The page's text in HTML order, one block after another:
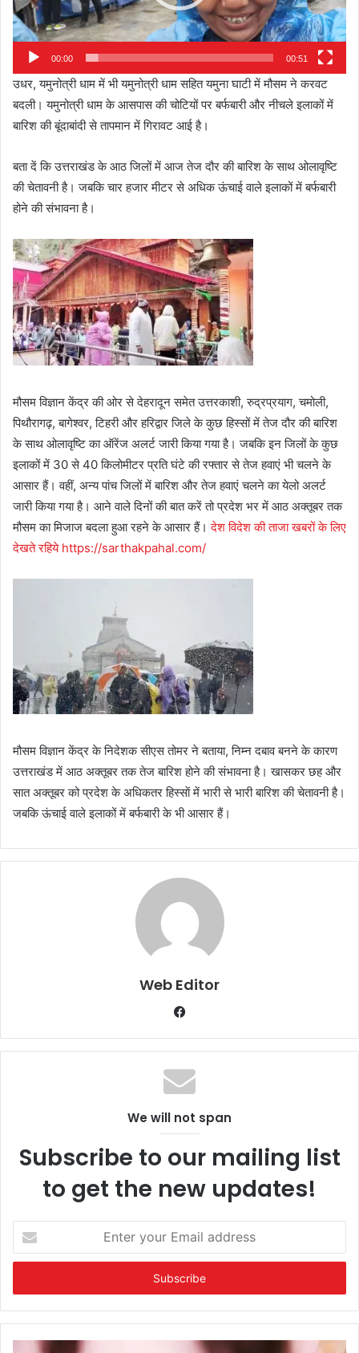
00:00 00:51
उधर, यमुनोत्री धाम में भी यमुनोत्री धाम सहित यमुना घाटी में मौसम ने करवट
बदली। यमुनोत्री धाम के आसपास की चोटियों पर बर्फबारी और नीचले इलाकों में
बारिश की बूंदाबांदी से तापमान में गिरावट आई है।
बता दें कि उत्तराखंड के आठ जिलों में आज तेज दौर की बारिश के साथ ओलावृष्टि
की चेतावनी है। जबकि चार हजार मीटर से अधिक ऊंचाई वाले इलाकों में बर्फबारी
होने की संभावना है।
मौसम विज्ञान केंद्र की ओर से देहरादून समेत उत्तरकाशी, रुद्रप्रयाग, चमोली,
पिथौरागढ़, बागेश्वर, टिहरी और हरिद्वार जिले के कुछ हिस्सों में तेज दौर की बारिश
के साथ ओलावृष्टि का ऑरेंज अलर्ट जारी किया गया है। जबकि इन जिलों के कुछ
इलाकों में 30 से 40 किलोमीटर प्रति घंटे की रफ्तार से तेज हवाएं भी चलने के
आसार हैं। वहीं, अन्य पांच जिलों में बारिश और तेज हवाएं चलने का येलो अलर्ट
जारी किया गया है। आने वाले दिनों की बात करें तो प्रदेश भर में आठ अक्तूबर तक
मौसम का मिजाज बदला हुआ रहने के आसार हैं।देश विदेश की ताजा खबरों के लिए
देखते रहिये https://sarthakpahal.com/
मौसम विज्ञान केंद्र के निदेशक सीएस तोमर ने बताया, निम्न दबाव बनने के कारण
उत्तराखंड में आठ अक्तूबर तक तेज बारिश होने की संभावना है। खासकर छह और
सात अक्तूबर को प्रदेश के अधिकतर हिस्साें में भारी से भारी बारिश की चेतावनी है।
जबकि ऊंचाई वाले इलाकों में बर्फबारी के भी आसार हैं।
Web Editor
Facebook
We will not span
Subscribe to our mailing list
to get the new updates!
your
Email